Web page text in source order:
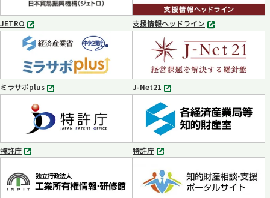
開
く
JETRO
別
タ
ブ
で
開
く
支援情報ヘッドライン
別
タ
ブ
で
開
く
ミラサポplus
別
ブ
で
開
く
J-Net21
別
タ
ブ
で
開
く
特許庁
別
ブ
で
特許庁
別
ブ
で